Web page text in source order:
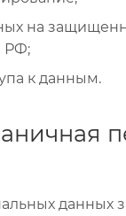
на
РФ;
к данным.
данных